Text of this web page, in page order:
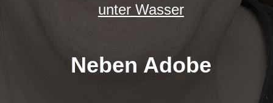
unter Wasser
Neben Adobe